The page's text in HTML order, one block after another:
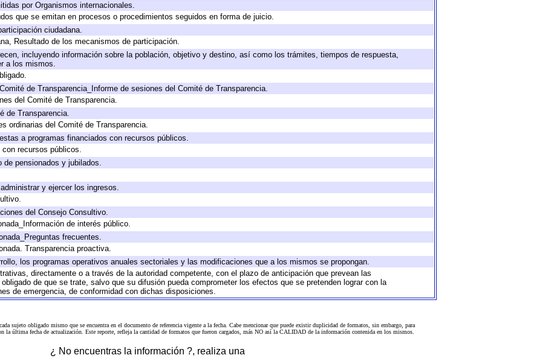
por Organismos internacionales.
que se emitan en procesos o procedimientos seguidos en forma de juicio.
ciudadana.
Resultado de los mecanismos de participación.
incluyendo información sobre la población, objetivo y destino, así como los trámites, tiempos de respuesta,
a los mismos.
de Transparencia_Informe de sesiones del Comité de Transparencia.
del Comité de Transparencia.
de Transparencia.
ordinarias del Comité de Transparencia.
a programas financiados con recursos públicos.
recursos públicos.
pensionados y jubilados.
y ejercer los ingresos.
del Consejo Consultivo.
de interés público.
frecuentes.
Transparencia proactiva.
los programas operativos anuales sectoriales y las modificaciones que a los mismos se propongan.
directamente o a través de la autoridad competente, con el plazo de anticipación que prevean las
de que se trate, salvo que su difusión pueda comprometer los efectos que se pretenden lograr con la
de emergencia, de conformidad con dichas disposiciones.
sujeto obligado mismo que se encuentra en el documento de referenciavigente a la fecha. Cabe mencionar que puede existir duplicidad de formatos, sin embargo, para
la última fecha de actualización. Este reporte, refleja la cantidad de formatos que fueron cargados, más NO así la CALIDAD de la información contenida en los mismos.
¿ No encuentras la información ?, realiza una